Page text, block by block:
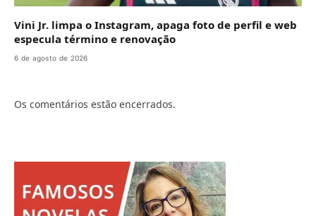
Vini Jr. limpa o Instagram, apaga foto de perfil e web
especula término e renovação
6 de agosto de 2026
Os comentários estão encerrados.